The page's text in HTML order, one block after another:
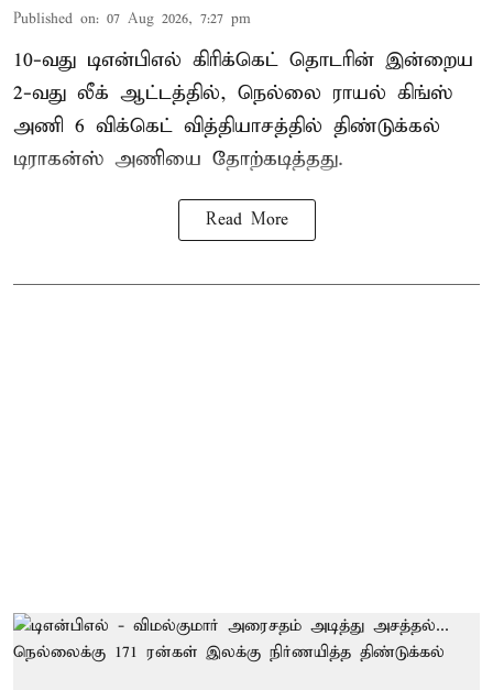
Published on: 07 Aug 2026, 7:27 pm
10-வது டிஎன்பிஎல் கிரிக்கெட் தொடரின் இன்றைய
2-வது லீக் ஆட்டத்தில், நெல்லை ராயல் கிங்ஸ்
அணி 6 விக்கெட் வித்தியாசத்தில் திண்டுக்கல்
டிராகன்ஸ் அணியை தோற்கடித்தது.
Read More